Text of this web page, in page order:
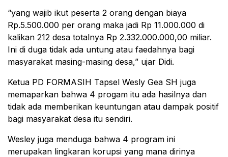
“yang wajib ikut peserta 2 orang dengan biaya
Rp.5.500.000 per orang maka jadi Rp 11.000.000 di
kalikan 212 desa totalnya Rp 2.332.000.000,00 miliar.
Ini di duga tidak ada untung atau faedahnya bagi
masyarakat masing-masing desa,” ujar Didi.
Ketua PD FORMASIH Tapsel Wesly Gea SH juga
memaparkan bahwa 4 progam itu ada hasilnya dan
tidak ada memberikan keuntungan atau dampak positif
bagi masyarakat desa itu sendiri.
Wesley juga menduga bahwa 4 program ini
merupakan lingkaran korupsi yang mana dirinya